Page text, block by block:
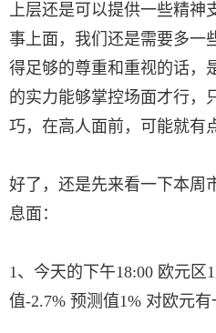
上层还是可以提供一些精神
事上面，我们还是需要多一
得足够的尊重和重视的话，
的实力能够掌控场面才行，
巧，在高人面前，可能就有
好了，还是先来看一下本周
息面：
1、今天的下午18:00 欧元区
值-2.7% 预测值1% 对欧元